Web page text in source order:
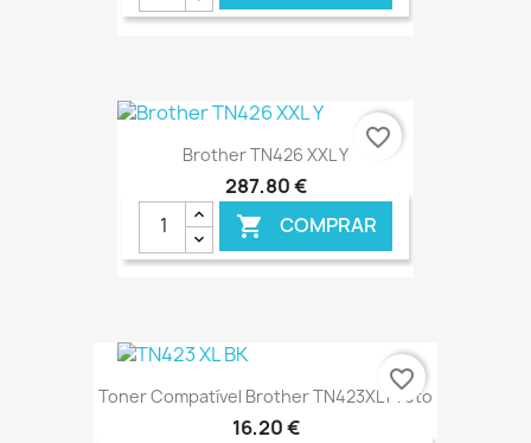
€ ONLINE
Brother TN426 XXL Y
287,80 €
 COMPRAR
€ ONLINE
favorite_border
Toner Compatível Brother TN423XL Preto
16,20 €
favorite_border